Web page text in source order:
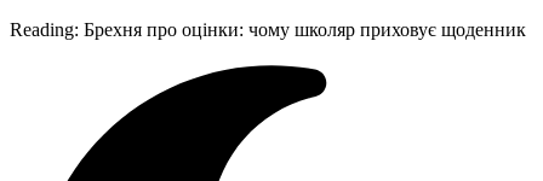
Reading: Брехня про оцінки: чому школяр приховує щоденник